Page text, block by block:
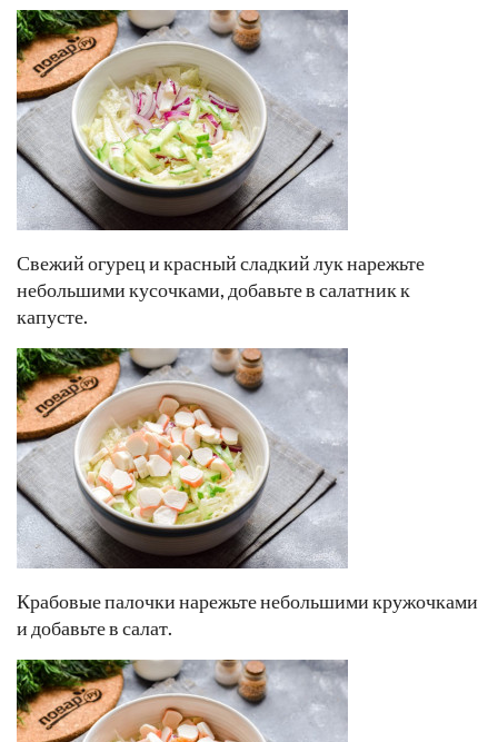
Свежий огурец и красный сладкий лук нарежьте
небольшими кусочками, добавьте в салатник к
капусте.
Крабовые палочки нарежьте небольшими кружочками
и добавьте в салат.